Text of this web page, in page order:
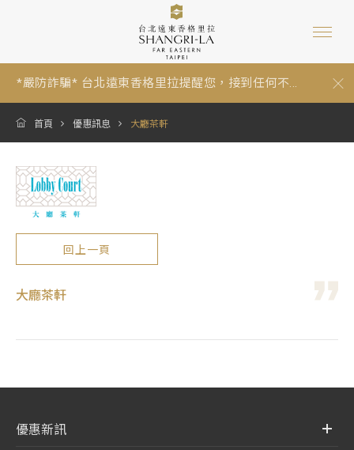
回上一頁
大廳茶軒
優惠新訊
首頁 優惠訊息 大廳茶軒
*嚴防詐騙* 台北遠東香格里拉提醒您，接到任何不...
【暑假期間泳池營運與年度維修調整通知 Summer P...
跟著香格里拉一起環保愛地球：為因應《中華民國環...
*嚴防詐騙* 台北遠東香格里拉提醒您，接到任何不...
【暑假期間泳池營運與年度維修調整通知 Summer P...